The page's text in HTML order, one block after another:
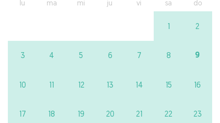
lu ma mi ju vi sa do
1 2
3 4 5 6 7 8 9
10 11 12 13 14 15 16
17 18 19 20 21 22 23